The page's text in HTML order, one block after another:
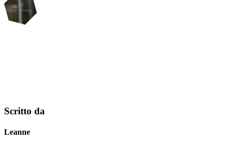
Scritto da
Leanne